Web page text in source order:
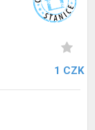
1 CZK